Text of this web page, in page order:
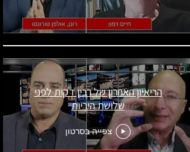
הריאיון האחרון של רבין דקות לפני
שלושת היריות
צפייה בסרטון